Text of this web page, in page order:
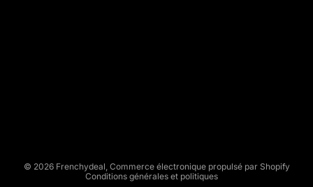
© 2026 Frenchydeal Commerce électronique propulsé par Shopify
Conditions générales et politiques